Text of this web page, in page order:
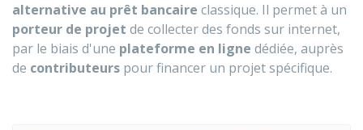
alternative au prêt bancaire classique. Il permet à un
porteur de projet de collecter des fonds sur internet,
par le biais d'une plateforme en ligne dédiée, auprès
de contributeurs pour financer un projet spécifique.